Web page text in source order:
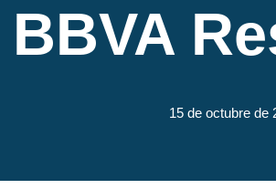
BBVA
15 de octubre de